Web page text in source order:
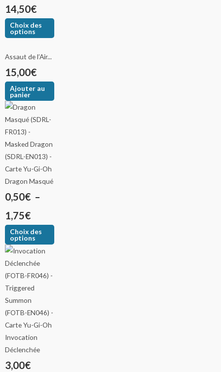
14,50€
Choix des
options
Assaut de l’Air...
15,00€
Ajouter au
panier
Dragon Masqué
0,50€ –
1,75€
Choix des
options
Invocation
Déclenchée
3,00€